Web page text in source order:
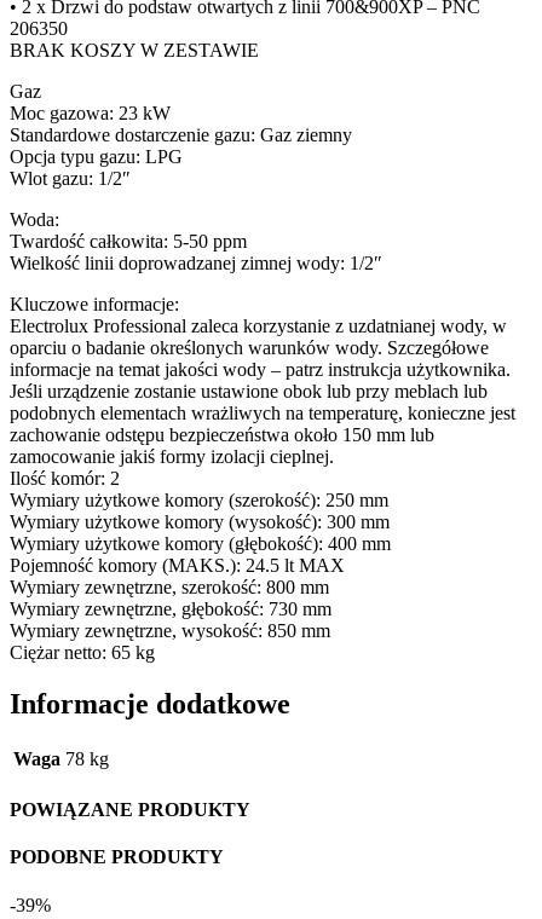
• 2 x Drzwi do podstaw otwartych z linii 700&900XP – PNC
206350
BRAK KOSZY W ZESTAWIE
Gaz
Moc gazowa: 23 kW
Standardowe dostarczenie gazu: Gaz ziemny
Opcja typu gazu: LPG
Wlot gazu: 1/2″
Woda:
Twardość całkowita: 5-50 ppm
Wielkość linii doprowadzanej zimnej wody: 1/2″
Kluczowe informacje:
Electrolux Professional zaleca korzystanie z uzdatnianej wody, w
oparciu o badanie określonych warunków wody. Szczegółowe
informacje na temat jakości wody – patrz instrukcja użytkownika.
Jeśli urządzenie zostanie ustawione obok lub przy meblach lub
podobnych elementach wrażliwych na temperaturę, konieczne jest
zachowanie odstępu bezpieczeństwa około 150 mm lub
zamocowanie jakiś formy izolacji cieplnej.
Ilość komór: 2
Wymiary użytkowe komory (szerokość): 250 mm
Wymiary użytkowe komory (wysokość): 300 mm
Wymiary użytkowe komory (głębokość): 400 mm
Pojemność komory (MAKS.): 24.5 lt MAX
Wymiary zewnętrzne, szerokość: 800 mm
Wymiary zewnętrzne, głębokość: 730 mm
Wymiary zewnętrzne, wysokość: 850 mm
Ciężar netto: 65 kg
Informacje dodatkowe
Waga 78 kg
POWIĄZANE PRODUKTY
PODOBNE PRODUKTY
-39%